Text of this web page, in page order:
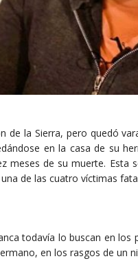
de la Sierra, pero quedó
en la casa de su
meses de su muerte. Esta
de las cuatro víctimas
todavía lo buscan en los
en los rasgos de un